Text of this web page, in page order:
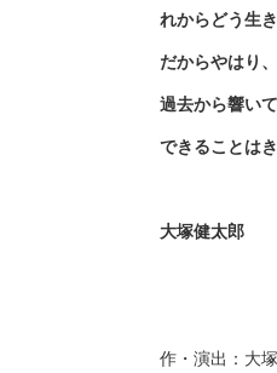
れからどう生
だからやはり
過去から響い
できることは
大塚健太郎
作・演出：大